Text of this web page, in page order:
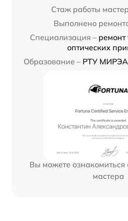
Стаж работы
Выполнено
Специализация – ремонт
оптических
Образование – РТУ МИРЭА,
Вы можете ознакомиться
мастера